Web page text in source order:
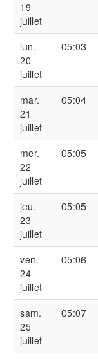
19
juillet
lun.
20
juillet
05:03
mar.
21
juillet
05:04
mer.
22
juillet
05:05
jeu.
23
juillet
05:05
ven.
24
juillet
05:06
sam.
25
juillet
05:07